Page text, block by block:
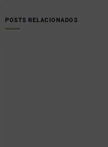
POSTS RELACIONADOS